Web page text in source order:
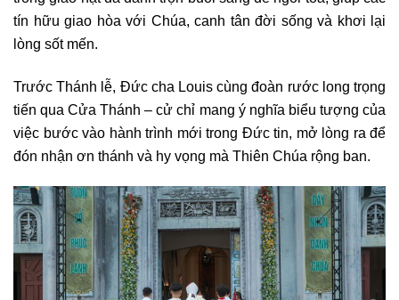
tín hữu giao hòa với Chúa, canh tân đời sống và khơi lại
lòng sốt mến.
Trước Thánh lễ, Đức cha Louis cùng đoàn rước long trọng
tiến qua Cửa Thánh – cử chỉ mang ý nghĩa biểu tượng của
việc bước vào hành trình mới trong Đức tin, mở lòng ra để
đón nhận ơn thánh và hy vọng mà Thiên Chúa rộng ban.